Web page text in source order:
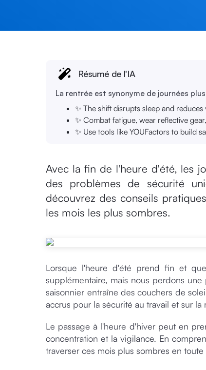
Résumé de l'IA
La rentrée est synonyme de journées
✨ The shift disrupts sleep and
✨ Combat fatigue, wear reflective
✨ Use tools like YOUFactors to build
Avec la fin de l'heure d'été, les
des problèmes de sécurité
découvrez des conseils
les mois les plus sombres.
Lorsque l'heure d'été prend fin et
supplémentaire, mais nous perdons
saisonnier entraîne des couchers de
accrus pour la sécurité au travail et sur
Le passage à l'heure d'hiver peut en
concentration et la vigilance. En
traverser ces mois plus sombres en